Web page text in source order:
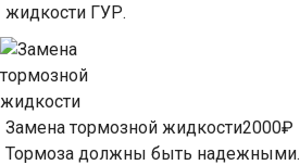
жидкости ГУР.
Замена тормозной жидкости2000₽
Тормоза должны быть надежными.